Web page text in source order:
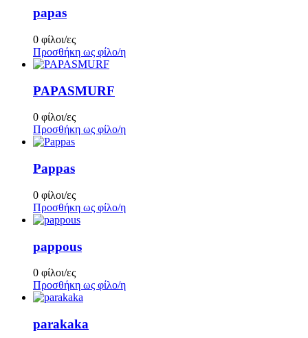
papas
0 φίλοι/ες
Προσθήκη ως φίλο/η
PAPASMURF
0 φίλοι/ες
Προσθήκη ως φίλο/η
Pappas
0 φίλοι/ες
Προσθήκη ως φίλο/η
pappous
0 φίλοι/ες
Προσθήκη ως φίλο/η
parakaka